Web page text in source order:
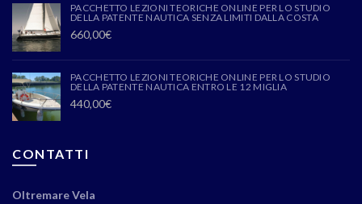
PACCHETTO LEZIONI TEORICHE ONLINE PER LO STUDIO
DELLA PATENTE NAUTICA SENZA LIMITI DALLA COSTA
660,00€
PACCHETTO LEZIONI TEORICHE ONLINE PER LO STUDIO
DELLA PATENTE NAUTICA ENTRO LE 12 MIGLIA
440,00€
CONTATTI
Oltremare Vela